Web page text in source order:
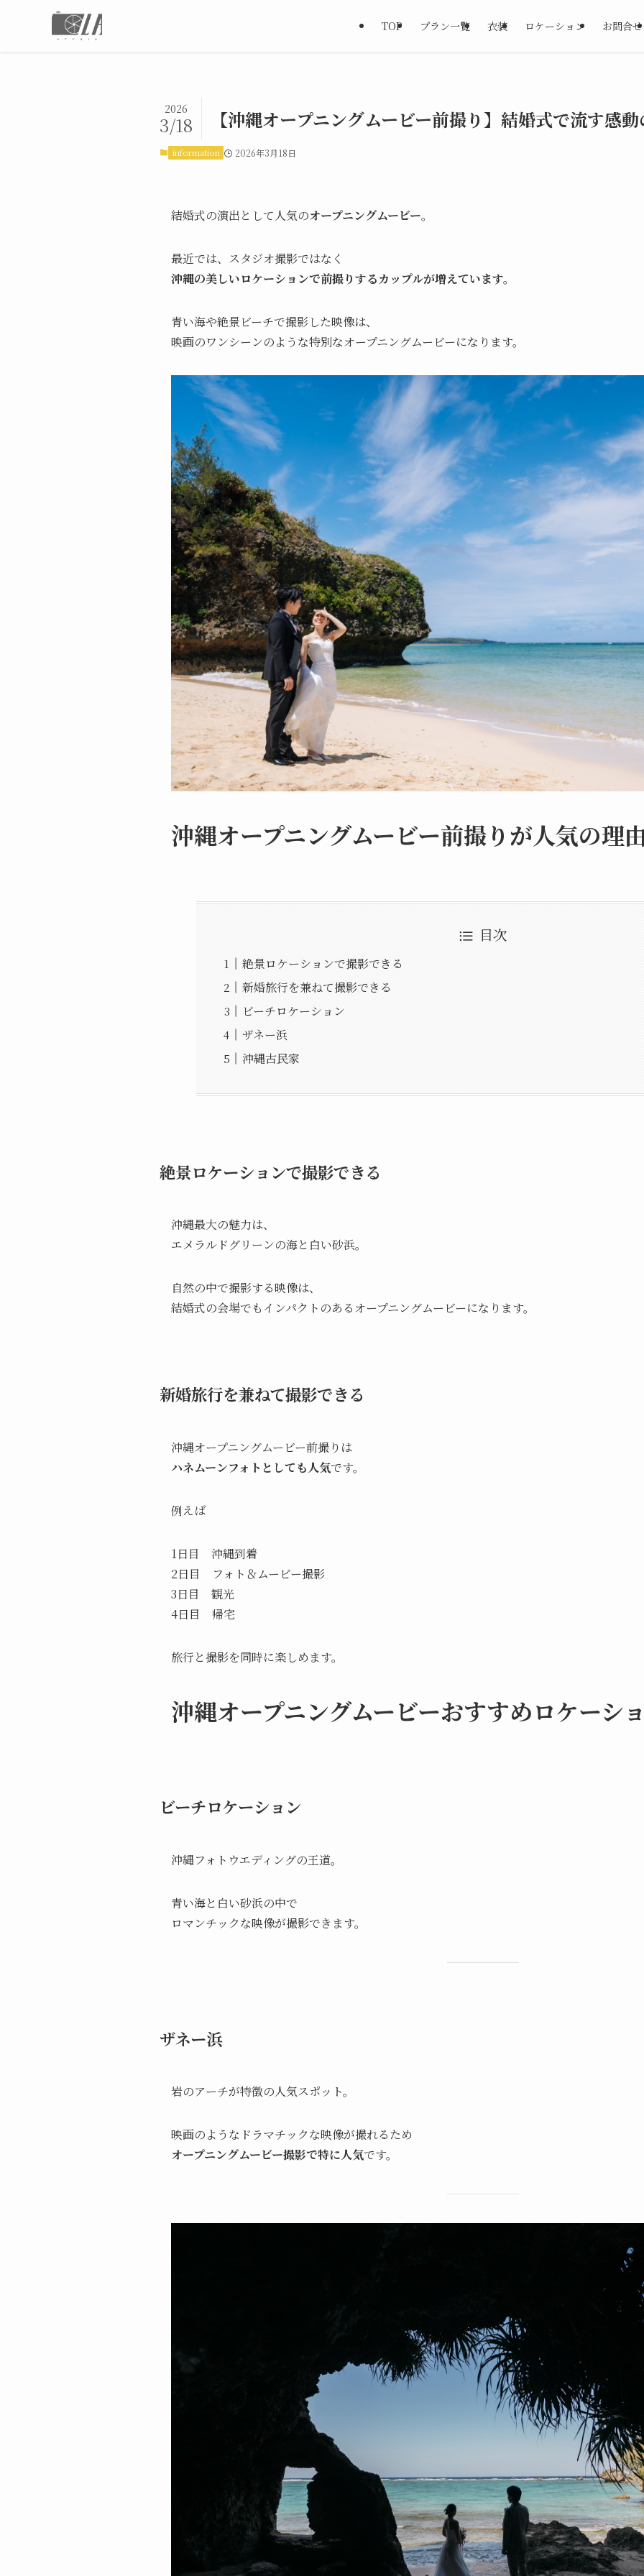
TOP プラン一覧 衣装 ロケーション お問合せ
【沖縄オープニングムービー前撮り】結婚式で流す感
2026
3/18
information 2026年3月18日
結婚式の演出として人気のオープニングムービー。
最近では、スタジオ撮影ではなく
沖縄の美しいロケーションで前撮りするカップルが増えています。
青い海や絶景ビーチで撮影した映像は、
映画のワンシーンのような特別なオープニングムービーになります。
沖縄オープニングムービー前撮りが人気の理
目次
絶景ロケーションで撮影できる
新婚旅行を兼ねて撮影できる
ビーチロケーション
ザネー浜
沖縄古民家
絶景ロケーションで撮影できる
沖縄最大の魅力は、
エメラルドグリーンの海と白い砂浜。
自然の中で撮影する映像は、
結婚式の会場でもインパクトのあるオープニングムービーになります。
新婚旅行を兼ねて撮影できる
沖縄オープニングムービー前撮りは
ハネムーンフォトとしても人気です。
例えば
1日目 沖縄到着
2日目 フォト＆ムービー撮影
3日目 観光
4日目 帰宅
旅行と撮影を同時に楽しめます。
沖縄オープニングムービーおすすめロケーシ
ビーチロケーション
沖縄フォトウエディングの王道。
青い海と白い砂浜の中で
ロマンチックな映像が撮影できます。
ザネー浜
岩のアーチが特徴の人気スポット。
映画のようなドラマチックな映像が撮れるため
オープニングムービー撮影で特に人気です。